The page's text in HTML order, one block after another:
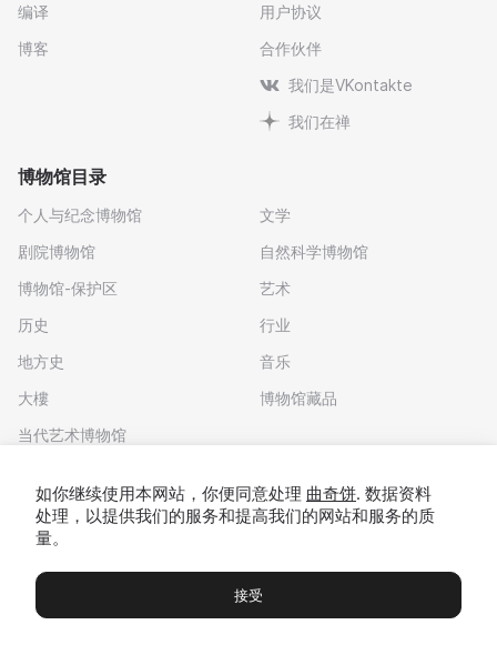
编译
博客
用户协议
合作伙伴
我们是VKontakte
我们在禅
博物馆目录
个人与纪念博物馆
剧院博物馆
博物馆-保护区
历史
地方史
大樓
当代艺术博物馆
文学
自然科学博物馆
艺术
行业
音乐
博物馆藏品
博物馆 展览及展览 Чаты Вы
如你继续使用本网站，你便同意处理 曲奇饼. 数据资料
处理，以提供我们的服务和提高我们的网站和服务的质
量。
接受